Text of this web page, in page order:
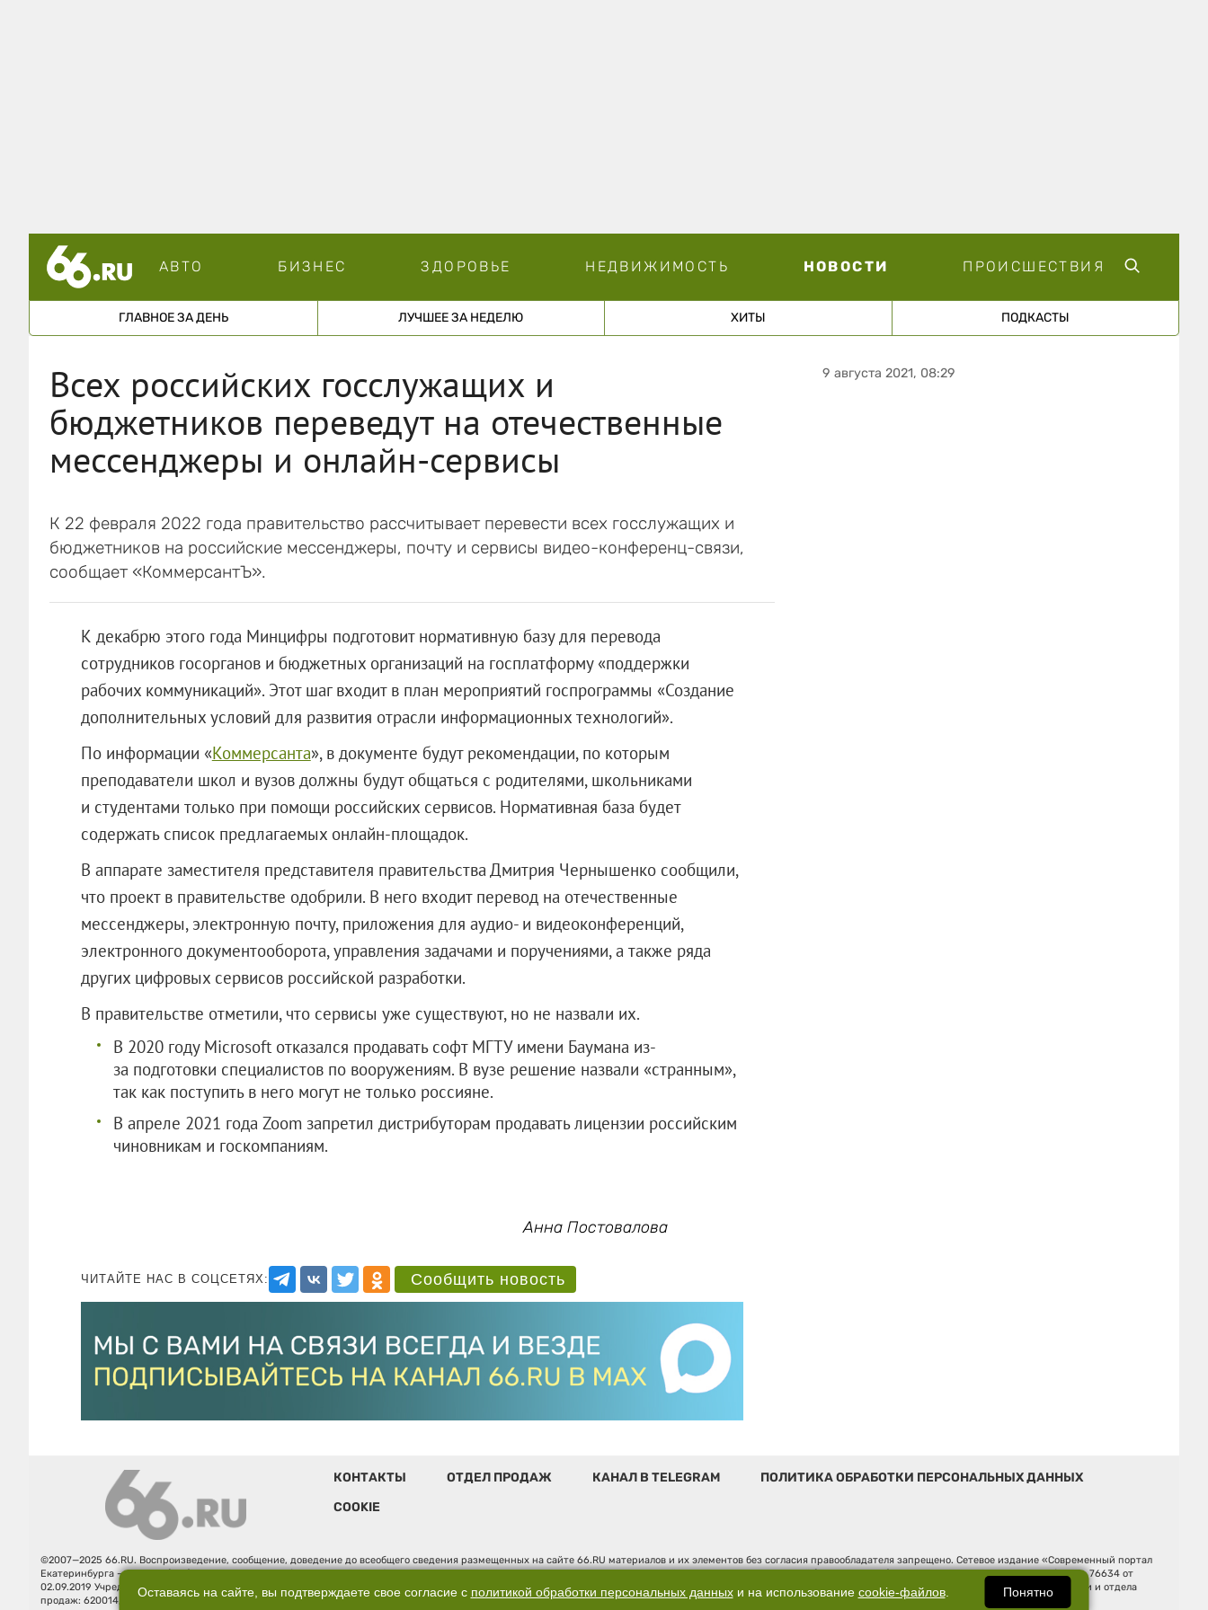
АВТО БИЗНЕС ЗДОРОВЬЕ НЕДВИЖИМОСТЬ НОВОСТИ ПРОИСШЕСТВИЯ
ГЛАВНОЕ ЗА ДЕНЬ ЛУЧШЕЕ ЗА НЕДЕЛЮ ХИТЫ ПОДКАСТЫ
Всех российских госслужащих и
бюджетников переведут на отечественные
мессенджеры и онлайн-сервисы
К 22 февраля 2022 года правительство рассчитывает перевести всех госслужащих и
бюджетников на российские мессенджеры, почту и сервисы видео-конференц-связи,
сообщает «КоммерсантЪ».
К декабрю этого года Минцифры подготовит нормативную базу для перевода
сотрудников госорганов и бюджетных организаций на госплатформу «поддержки
рабочих коммуникаций». Этот шаг входит в план мероприятий госпрограммы «Создание
дополнительных условий для развития отрасли информационных технологий».
По информации «Коммерсанта», в документе будут рекомендации, по которым
преподаватели школ и вузов должны будут общаться с родителями, школьниками
и студентами только при помощи российских сервисов. Нормативная база будет
содержать список предлагаемых онлайн-площадок.
В аппарате заместителя представителя правительства Дмитрия Чернышенко сообщили,
что проект в правительстве одобрили. В него входит перевод на отечественные
мессенджеры, электронную почту, приложения для аудио- и видеоконференций,
электронного документооборота, управления задачами и поручениями, а также ряда
других цифровых сервисов российской разработки.
В правительстве отметили, что сервисы уже существуют, но не назвали их.
В 2020 году Microsoft отказался продавать софт МГТУ имени Баумана из-
за подготовки специалистов по вооружениям. В вузе решение назвали «странным»,
так как поступить в него могут не только россияне.
В апреле 2021 года Zoom запретил дистрибуторам продавать лицензии российским
чиновникам и госкомпаниям.
Анна Постовалова
ЧИТАЙТЕ НАС В СОЦСЕТЯХ: Сообщить новость
9 августа 2021, 08:29
КОНТАКТЫ ОТДЕЛ ПРОДАЖ КАНАЛ В TELEGRAM
ПОЛИТИКА ОБРАБОТКИ ПЕРСОНАЛЬНЫХ ДАННЫХ
COOKIE
©2007—2025 66.RU. Воспроизведение, сообщение, доведение до всеобщего сведения размещенных на сайте 66.RU материалов и их элементов без согласия правообладателя запрещено. Сетевое издание «Современный портал
Екатеринбурга — «66.ru» (18+) зарегистрировано Федеральной службой по надзору в сфере связи, информационных технологий и массовых коммуникаций (Роскомнадзор). Регистрационный номер ЭЛ № ФС 77 - 76634 от
02.09.2019 Учредитель: Общество с ограниченной ответственностью "66.ру". Юридический адрес: 620014, Свердловская обл., г. Екатеринбург, ул. Бориса Ельцина, строение 3, оф. 7015 Фактический адрес редакции и отдела
продаж: 620014, Свердловская обл., г. Екатеринбург, ул. Бориса Ельцина, д. 3, оф. 7015, +7 (343) 288-50-66 info@news.66.ru Главный редактор: Шлыков Д.В.
Оставаясь на сайте, вы подтверждаете свое согласие с политикой обработки персональных данныхи на использование cookie-файлов. Понятно